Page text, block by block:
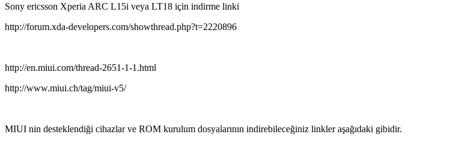
Sony ericsson Xperia ARC L15i veya LT18 için indirme linki
http://forum.xda-developers.com/showthread.php?t=2220896
http://en.miui.com/thread-2651-1-1.html
http://www.miui.ch/tag/miui-v5/
MIUI nin desteklendiği cihazlar ve ROM kurulum dosyalarının indirebileceğiniz linkler aşağıdaki gibidir.